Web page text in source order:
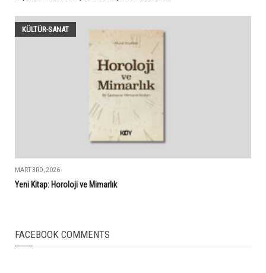
KÜLTÜR-SANAT
MART 3RD, 2026
Yeni Kitap: Horoloji ve Mimarlık
FACEBOOK COMMENTS